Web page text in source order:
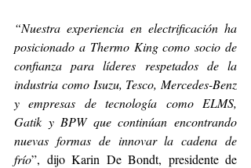
“Nuestra experiencia en electrificación ha
posicionado a Thermo King como socio de
confianza para líderes respetados de la
industria como Isuzu, Tesco, Mercedes-Benz
y empresas de tecnología como ELMS,
Gatik y BPW que continúan encontrando
nuevas formas de innovar la cadena de
frío”, dijo Karin De Bondt, presidente de